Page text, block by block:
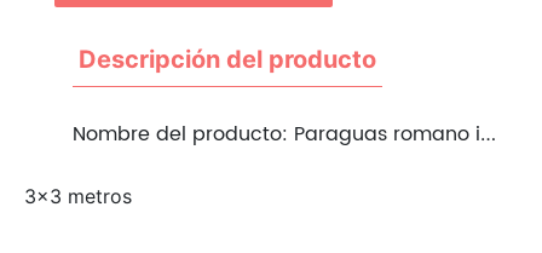
Descripción del producto
Nombre del producto: Paraguas romano iluminado por el sol planetario
3x3 metros